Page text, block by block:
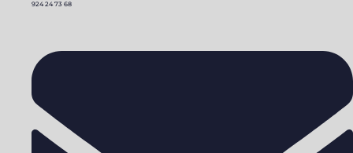
924 24 73 68